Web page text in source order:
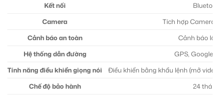
Kết nối
Camera
Tích hợp Camera
Cảnh báo an toàn
Cảnh báo
Hệ thống dẫn đường
GPS, Google
Tính năng điều khiển giọng nói
Điều khiển bằng khẩu lệnh (mở
Chế độ bảo hành
24